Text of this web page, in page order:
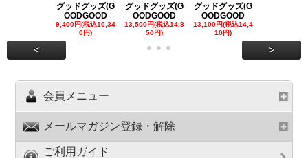
グッドグッズ(G
OODGOOD
9,400円(税込10,34
0円)
グッドグッズ(G
OODGOOD
13,500円(税込14,8
50円)
グッドグッズ(G
OODGOOD
13,100円(税込14,4
10円)
< >
会員メニュー
メールマガジン登録・解除
ご利用ガイド